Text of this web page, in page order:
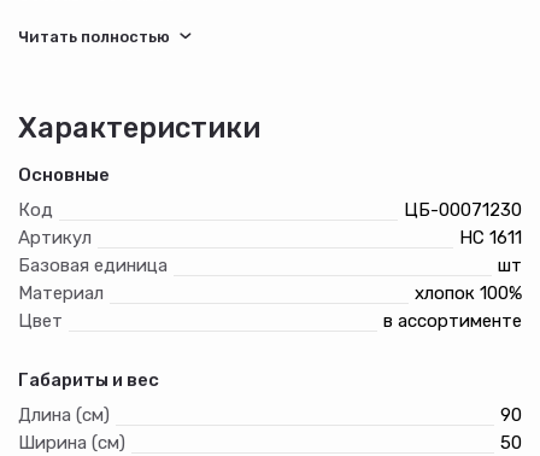
Характеристики
Основные
Код
ЦБ-00071230
Артикул
НС 1611
Базовая единица
шт
Материал
хлопок 100%
Цвет
в ассортименте
Габариты и вес
Длина (см)
90
Ширина (см)
50